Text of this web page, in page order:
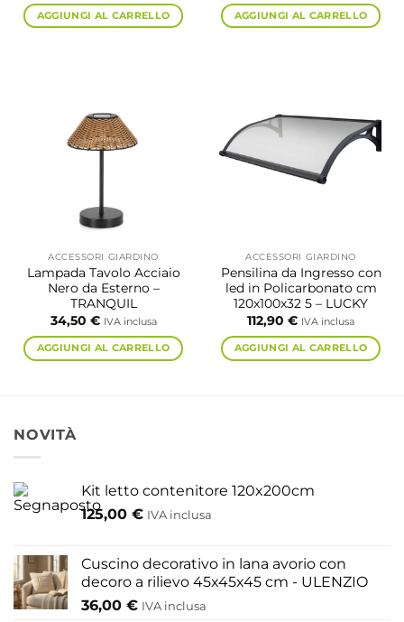
AGGIUNGI AL CARRELLO AGGIUNGI AL CARRELLO
ACCESSORI GIARDINO
Lampada Tavolo Acciaio
Nero da Esterno –
TRANQUIL
34,50 € IVA inclusa
AGGIUNGI AL CARRELLO
ACCESSORI GIARDINO
Pensilina da Ingresso con
led in Policarbonato cm
120x100x32 5 – LUCKY
112,90 € IVA inclusa
AGGIUNGI AL CARRELLO
NOVITÀ
Kit letto contenitore 120x200cm
125,00 € IVA inclusa
Cuscino decorativo in lana avorio con
decoro a rilievo 45x45x45 cm - ULENZIO
36,00 € IVA inclusa